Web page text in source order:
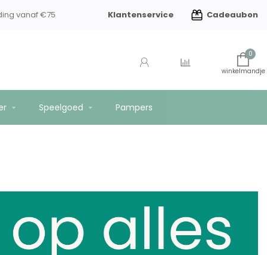
Gratis verzending vanaf €75
Klantenservice Cadeaubon
0
Speelgoed Pampers